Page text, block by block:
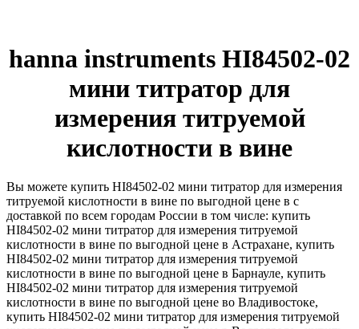
hanna instruments HI84502-02
мини титратор для
измерения титруемой
кислотности в вине
Вы можете купить HI84502-02 мини титратор для измерения
титруемой кислотности в вине по выгодной цене в с
доставкой по всем городам России в том числе: купить
HI84502-02 мини титратор для измерения титруемой
кислотности в вине по выгодной цене в Астрахане, купить
HI84502-02 мини титратор для измерения титруемой
кислотности в вине по выгодной цене в Барнауле, купить
HI84502-02 мини титратор для измерения титруемой
кислотности в вине по выгодной цене во Владивостоке,
купить HI84502-02 мини титратор для измерения титруемой